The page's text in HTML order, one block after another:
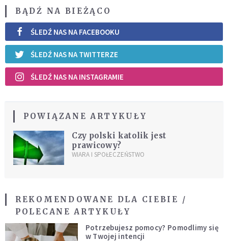
BĄDŹ NA BIEŻĄCO
ŚLEDŹ NAS NA FACEBOOKU
ŚLEDŹ NAS NA TWITTERZE
ŚLEDŹ NAS NA INSTAGRAMIE
POWIĄZANE ARTYKUŁY
Czy polski katolik jest
prawicowy?
WIARA I SPOŁECZEŃSTWO
REKOMENDOWANE DLA CIEBIE /
POLECANE ARTYKUŁY
Potrzebujesz pomocy? Pomodlimy się
w Twojej intencji